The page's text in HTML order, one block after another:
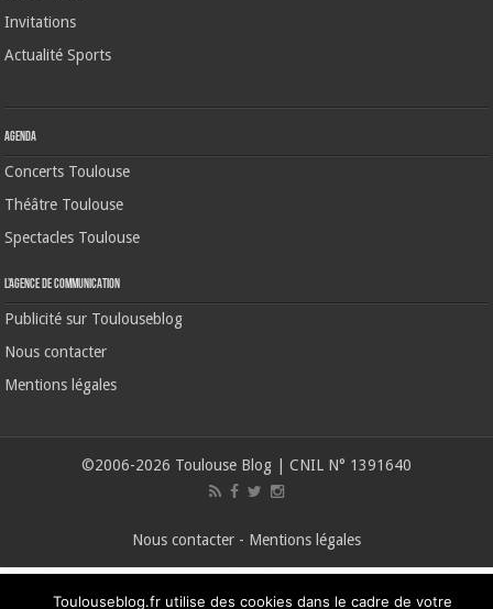
Invitations
Actualité Sports
Agenda
Concerts Toulouse
Théâtre Toulouse
Spectacles Toulouse
L’agence de communication
Publicité sur Toulouseblog
Nous contacter
Mentions légales
©2006-2026 Toulouse Blog | CNIL N° 1391640
Nous contacter - Mentions légales
Toulouseblog.fr utilise des cookies dans le cadre de votre